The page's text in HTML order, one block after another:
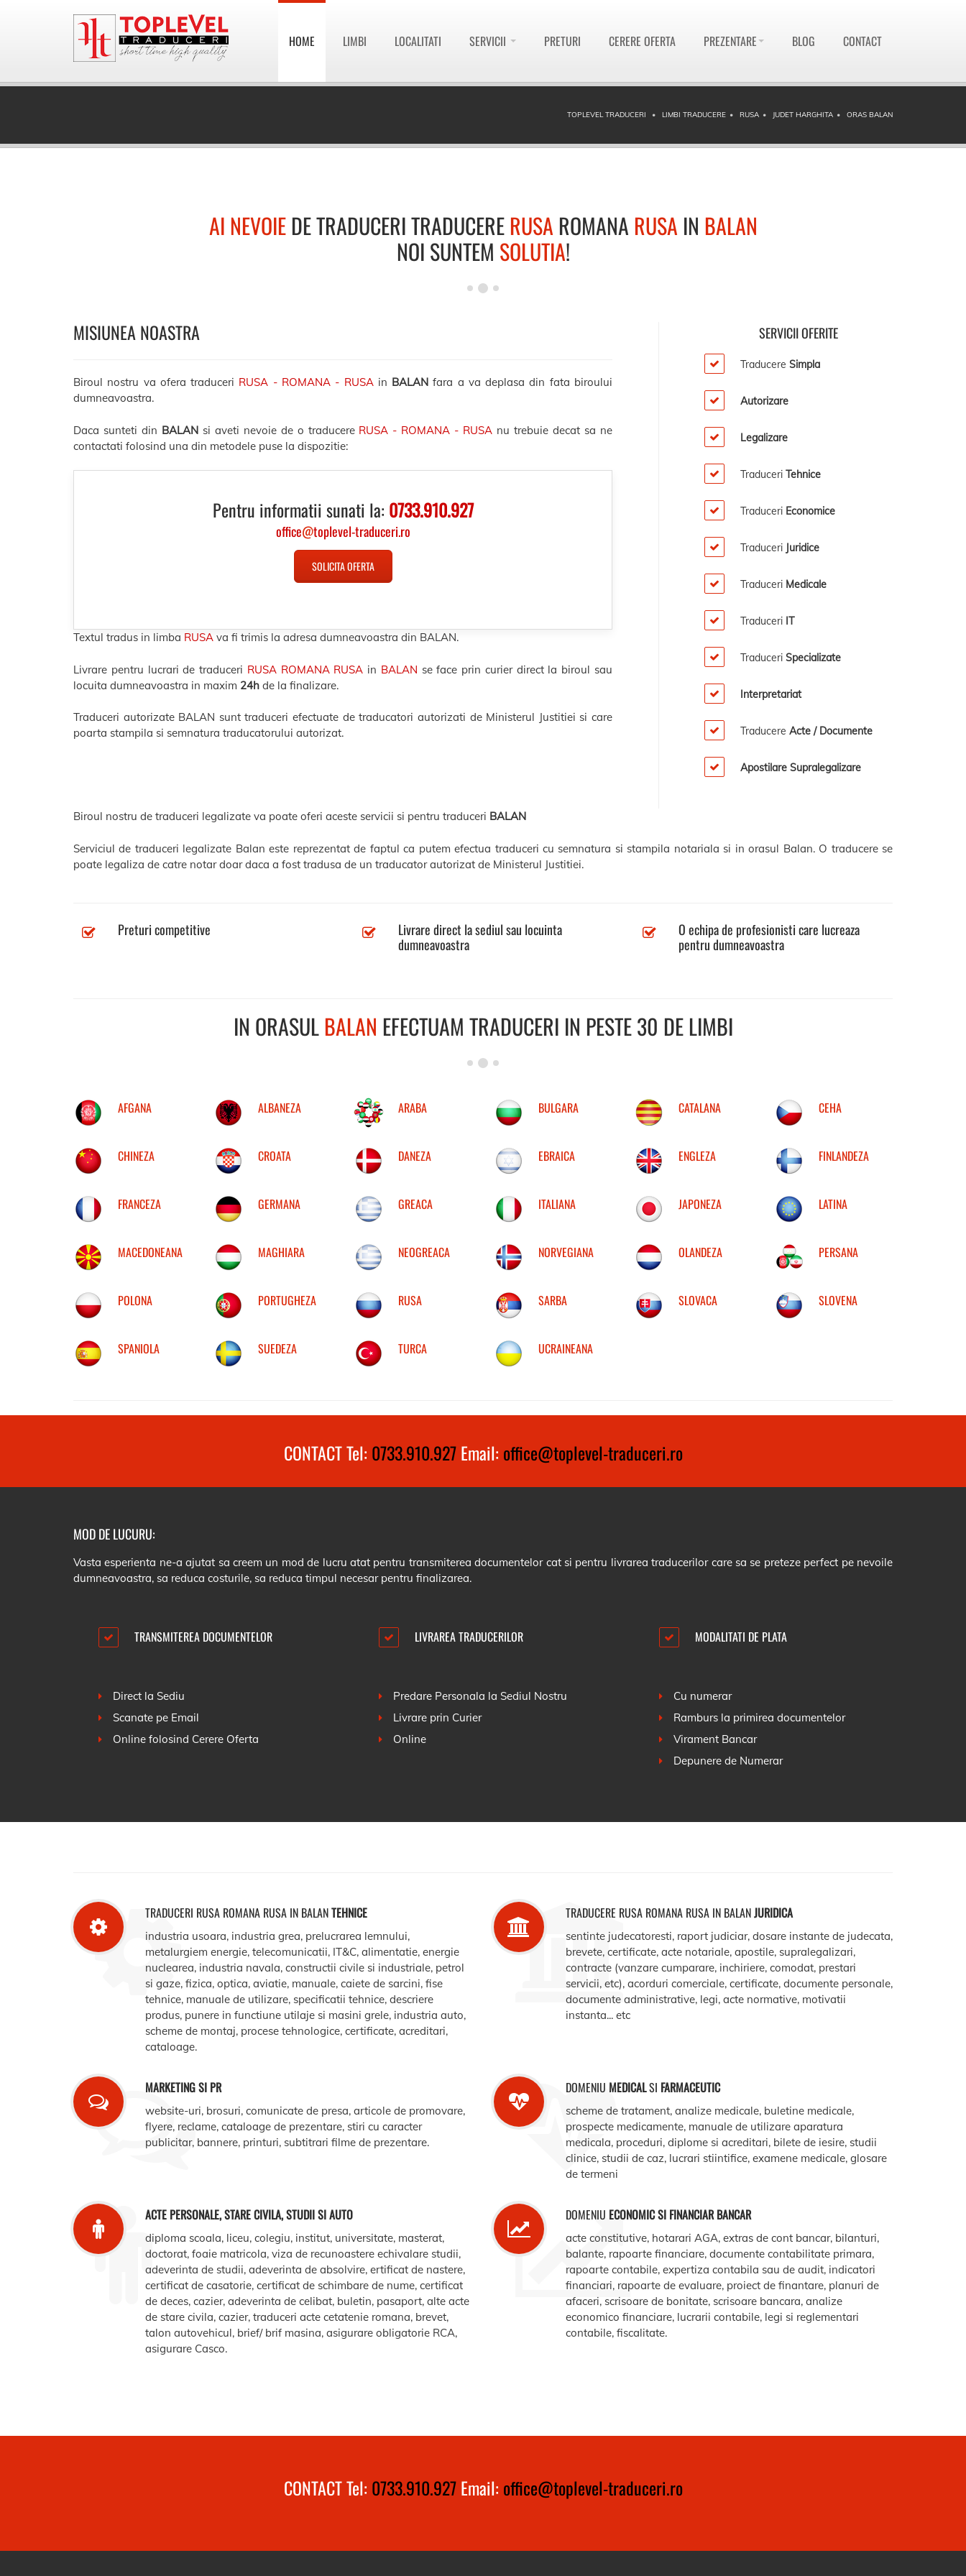
HOME LIMBI LOCALITATI SERVICII PRETURI CERERE OFERTA PREZENTARE BLOG CONTACT
TOPLEVEL TRADUCERI LIMBI TRADUCERE RUSA JUDET HARGHITA ORAS BALAN
AI NEVOIEDE TRADUCERI TRADUCERERUSA ROMANA RUSA IN BALAN
NOI SUNTEM SOLUTIA!
MISIUNEA NOASTRA
Biroul nostru va ofera traduceri RUSA - ROMANA - RUSA in BALAN fara a va deplasa din fata biroului
dumneavoastra.
Daca sunteti din BALANsi aveti nevoie de o traducere RUSA - ROMANA - RUSA nu trebuie decat sa ne
contactati folosind una din metodele puse la dispozitie:
Pentru informatii sunati la: 0733.910.927
office@toplevel-traduceri.ro
SOLICITA OFERTA
Textul tradus in limba RUSA va fi trimis la adresa dumneavoastra din BALAN.
Livrare pentru lucrari de traduceri RUSA ROMANA RUSA in BALAN se face prin curier direct la biroul sau
locuita dumneavoastra in maxim 24h de la finalizare.
Traduceri autorizate BALAN sunt traduceri efectuate de traducatori autorizati de Ministerul Justitiei si care
poarta stampila si semnatura traducatorului autorizat.
SERVICII OFERITE
Traducere Simpla
Autorizare
Legalizare
Traduceri Tehnice
Traduceri Economice
Traduceri Juridice
Traduceri Medicale
Traduceri IT
Traduceri Specializate
Interpretariat
Traducere Acte / Documente
Apostilare Supralegalizare
Biroul nostru de traduceri legalizate va poate oferi aceste servicii si pentru traduceri BALAN
Serviciul de traduceri legalizate Balan este reprezentat de faptul ca putem efectua traduceri cu semnatura si stampila notariala si in orasul Balan. O traducere se
poate legaliza de catre notar doar daca a fost tradusa de un traducator autorizat de Ministerul Justitiei.
Preturi competitive
Livrare direct la sediul sau locuinta
dumneavoastra
O echipa de profesionisti care lucreaza
pentru dumneavoastra
IN ORASULBALAN EFECTUAM TRADUCERI IN PESTE 30 DE LIMBI
AFGANA ALBANEZA ARABA BULGARA CATALANA CEHA
CHINEZA CROATA DANEZA EBRAICA ENGLEZA FINLANDEZA
FRANCEZA GERMANA GREACA ITALIANA JAPONEZA LATINA
MACEDONEANA MAGHIARA NEOGREACA NORVEGIANA OLANDEZA PERSANA
POLONA PORTUGHEZA RUSA SARBA SLOVACA SLOVENA
SPANIOLA SUEDEZA TURCA UCRAINEANA
CONTACT Tel: 0733.910.927Email: office@toplevel-traduceri.ro
MOD DE LUCURU:
Vasta esperienta ne-a ajutat sa creem un mod de lucru atat pentru transmiterea documentelor cat si pentru livrarea traducerilor care sa se preteze perfect pe nevoile
dumneavoastra, sa reduca costurile, sa reduca timpul necesar pentru finalizarea.
TRANSMITEREA DOCUMENTELOR
Direct la Sediu
Scanate pe Email
Online folosind Cerere Oferta
LIVRAREA TRADUCERILOR
Predare Personala la Sediul Nostru
Livrare prin Curier
Online
MODALITATI DE PLATA
Cu numerar
Ramburs la primirea documentelor
Virament Bancar
Depunere de Numerar
TRADUCERI RUSA ROMANA RUSA IN BALANTEHNICE
industria usoara, industria grea, prelucrarea lemnului,
metalurgiem energie, telecomunicatii, IT&C, alimentatie, energie
nuclearea, industria navala, constructii civile si industriale, petrol
si gaze, fizica, optica, aviatie, manuale, caiete de sarcini, fise
tehnice, manuale de utilizare, specificatii tehnice, descriere
produs, punere in functiune utilaje si masini grele, industria auto,
scheme de montaj, procese tehnologice, certificate, acreditari,
cataloage.
TRADUCERE RUSA ROMANA RUSA IN BALANJURIDICA
sentinte judecatoresti, raport judiciar, dosare instante de judecata,
brevete, certificate, acte notariale, apostile, supralegalizari,
contracte (vanzare cumparare, inchiriere, comodat, prestari
servicii, etc), acorduri comerciale, certificate, documente personale,
documente administrative, legi, acte normative, motivatii
instanta... etc
MARKETING SI PR
website-uri, brosuri, comunicate de presa, articole de promovare,
flyere, reclame, cataloage de prezentare, stiri cu caracter
publicitar, bannere, printuri, subtitrari filme de prezentare.
DOMENIU MEDICALSI FARMACEUTIC
scheme de tratament, analize medicale, buletine medicale,
prospecte medicamente, manuale de utilizare aparatura
medicala, proceduri, diplome si acreditari, bilete de iesire, studii
clinice, studii de caz, lucrari stiintifice, examene medicale, glosare
de termeni
ACTE PERSONALE, STARE CIVILA, STUDII SI AUTO
diploma scoala, liceu, colegiu, institut, universitate, masterat,
doctorat, foaie matricola, viza de recunoastere echivalare studii,
adeverinta de studii, adeverinta de absolvire, ertificat de nastere,
certificat de casatorie, certificat de schimbare de nume, certificat
de deces, cazier, adeverinta de celibat, buletin, pasaport, alte acte
de stare civila, cazier, traduceri acte cetatenie romana, brevet,
talon autovehicul, brief/ brif masina, asigurare obligatorie RCA,
asigurare Casco.
DOMENIU ECONOMIC SI FINANCIAR BANCAR
acte constitutive, hotarari AGA, extras de cont bancar, bilanturi,
balante, rapoarte financiare, documente contabilitate primara,
rapoarte contabile, expertiza contabila sau de audit, indicatori
financiari, rapoarte de evaluare, proiect de finantare, planuri de
afaceri, scrisoare de bonitate, scrisoare bancara, analize
economico financiare, lucrarii contabile, legi si reglementari
contabile, fiscalitate.
CONTACT Tel: 0733.910.927Email: office@toplevel-traduceri.ro